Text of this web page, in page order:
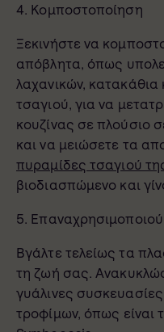
4. Κομποστοποίηση
Ξεκινήστε να
απόβλητα, όπως
λαχανικών,
τσαγιού, για να
κουζίνας σε πλούσιο
και να μειώσετε τα
πυραμίδες τσαγιού
βιοδιασπώμενο και
5.
Βγάλτε τελείως τα
τη ζωή σας.
γυάλινες
τροφίμων, όπως είναι